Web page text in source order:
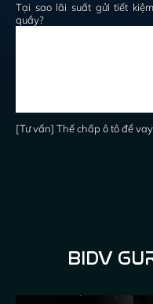
Tại sao lãi suất gửi tiết
quầy?
[Tư vấn] Thế chấp ô tô để
BIDV